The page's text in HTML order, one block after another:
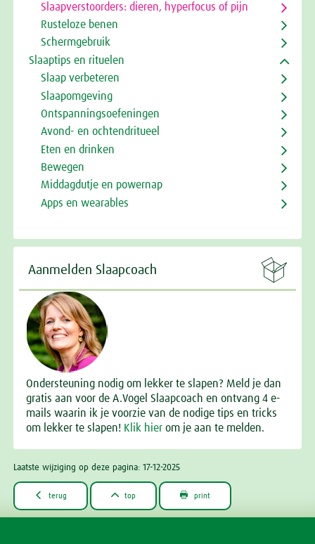
Slaapverstoorders: dieren, hyperfocus of pijn
Rusteloze benen
Schermgebruik
Slaaptips en rituelen
Slaap verbeteren
Slaapomgeving
Ontspanningsoefeningen
Avond- en ochtendritueel
Eten en drinken
Bewegen
Middagdutje en powernap
Apps en wearables

Aanmelden Slaapcoach
Ondersteuning nodig om lekker te slapen? Meld je dan
gratis aan voor de A.Vogel Slaapcoach en ontvang 4 e-
mails waarin ik je voorzie van de nodige tips en tricks
om lekker te slapen! Klik hier om je aan te melden.
Laatste wijziging op deze pagina: 17-12-2025
 terug  top  print